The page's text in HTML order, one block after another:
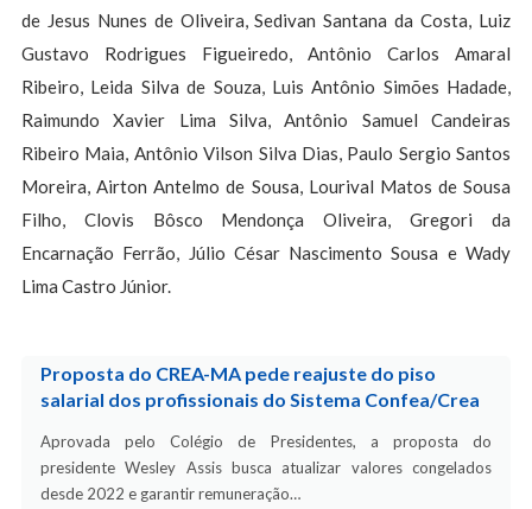
de Jesus Nunes de Oliveira, Sedivan Santana da Costa, Luiz
Gustavo Rodrigues Figueiredo, Antônio Carlos Amaral
Ribeiro, Leida Silva de Souza, Luis Antônio Simões Hadade,
Raimundo Xavier Lima Silva, Antônio Samuel Candeiras
Ribeiro Maia, Antônio Vilson Silva Dias, Paulo Sergio Santos
Moreira, Airton Antelmo de Sousa, Lourival Matos de Sousa
Filho, Clovis Bôsco Mendonça Oliveira, Gregori da
Encarnação Ferrão, Júlio César Nascimento Sousa e Wady
Lima Castro Júnior.
Proposta do CREA-MA pede reajuste do piso
salarial dos profissionais do Sistema Confea/Crea
Aprovada pelo Colégio de Presidentes, a proposta do
presidente Wesley Assis busca atualizar valores congelados
desde 2022 e garantir remuneração…